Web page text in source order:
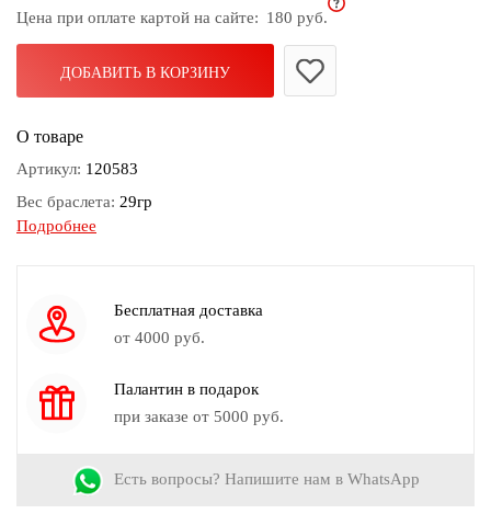
дома
для
пляжа
Цена при оплате картой на сайте: 180 руб.
ДОБАВИТЬ В КОРЗИНУ
О товаре
Артикул: 120583
Вес браслета: 29гр
Длина браслета:
Цвет:Черный
Подробнее
Бесплатная доставка
от 4000 руб.
Палантин в подарок
при заказе от 5000 руб.
Есть вопросы? Напишите нам в WhatsApp